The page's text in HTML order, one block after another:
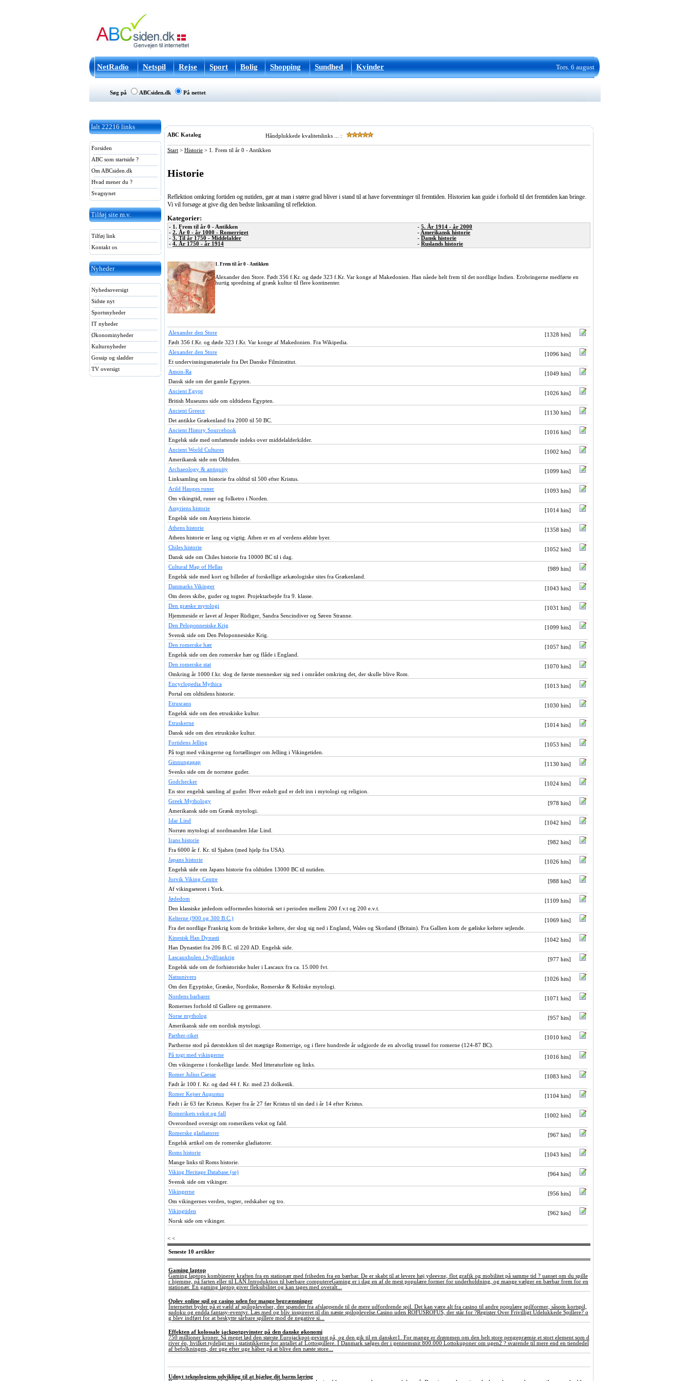
NetRadio Netspil Rejse Sport Bolig Shopping Sundhed Kvinder Tors. 6 august
Søg på ABCsiden.dk På nettet
Ialt 22216 links
Forsiden
ABC som startside ?
Om ABCsiden.dk
Hvad mener du ?
Svagsynet
Tilføj site m.v.
Tilføj link
Kontakt os
Nyheder
Nyhedsoversigt
Sidste nyt
Sportsnyheder
IT nyheder
Økonominyheder
Kulturnyheder
Gossip og sladder
TV oversigt
ABC Katalog Håndplukkede kvalitetslinks ... :
Start > Historie > 1. Frem til år 0 - Antikken
Historie
Reflektion omkring fortiden og nutiden, gør at man i større grad bliver i stand til at have forventninger til fremtiden. Historien kan guide i forhold til det fremtiden kan bringe.
Vi vil forsøge at give dig den bedste linksamling til reflektion.
Kategorier:
- 1. Frem til år 0 - Antikken
- 2. År 0 - år 1000 - Romerriget
- 3. Til år 1750 - Middelalder
- 4. År 1750 - år 1914
- 5. År 1914 - år 2000
- Amerikansk historie
- Dansk historie
- Ruslands historie
1. Frem til år 0 - Antikken
Alexander den Store. Født 356 f.Kr. og døde 323 f.Kr. Var konge af Makedonien. Han nåede helt frem til det nordlige Indien. Erobringerne medførte en
hurtig spredning af græsk kultur til flere kontinenter.
Alexander den Store
[1328 hits]
Født 356 f.Kr. og døde 323 f.Kr. Var konge af Makedonien. Fra Wikipedia.
Alexander den Store
[1096 hits]
Et undervisningsmateriale fra Det Danske Filminstitut.
Amon-Ra
[1049 hits]
Dansk side om det gamle Egypten.
Ancient Egypt
[1026 hits]
British Museums side om oldtidens Egypten.
Ancient Greece
[1130 hits]
Det antikke Grækenland fra 2000 til 50 BC.
Ancient History Sourcebook
[1016 hits]
Engelsk side med omfattende indeks over middelalderkilder.
Ancient World Cultures
[1002 hits]
Amerikansk side om Oldtiden.
Archaeology & antiquity
[1099 hits]
Linksamling om historie fra oldtid til 500 efter Kristus.
Arild Hauges runer
[1093 hits]
Om vikingtid, runer og folketro i Norden.
Assyriens historie
[1014 hits]
Engelsk side om Assyriens historie.
Athens historie
[1358 hits]
Athens historie er lang og vigtig. Athen er en af verdens ældste byer.
Chiles historie
[1052 hits]
Dansk side om Chiles historie fra 10000 BC til i dag.
Cultural Map of Hellas
[989 hits]
Engelsk side med kort og billeder af forskellige arkæologiske sites fra Grækenland.
Danmarks Vikinger
[1043 hits]
Om deres skibe, guder og togter. Projektarbejde fra 9. klasse.
Den græske mytologi
[1031 hits]
Hjemmeside er lavet af Jesper Rüdiger, Sandra Sencindiver og Søren Stranne.
Den Peloponnesiske Krig
[1099 hits]
Svensk side om Den Peloponnesiske Krig.
Den romerske hær
[1057 hits]
Engelsk side om den romerske hær og flåde i England.
Den romerske stat
[1070 hits]
Omkring år 1000 f.kr. slog de første mennesker sig ned i området omkring det, der skulle blive Rom.
Encyclopedia Mythica
[1013 hits]
Portal om oldtidens historie.
Etruscans
[1030 hits]
Engelsk side om den etruskiske kultur.
Etruskerne
[1014 hits]
Dansk side om den etruskiske kultur.
Fortidens Jelling
[1053 hits]
På togt med vikingerne og fortællinger om Jelling i Vikingetiden.
Ginnungagap
[1130 hits]
Svenks side om de norrøne guder.
Godchecker
[1024 hits]
En stor engelsk samling af guder. Hver enkelt gud er delt inn i mytologi og religion.
Greek Mythology
[978 hits]
Amerikansk side om Græsk mytologi.
Idar Lind
[1042 hits]
Norrøn mytologi af nordmanden Idar Lind.
Irans historie
[982 hits]
Fra 6000 år f. Kr. til Sjahen (med hjelp fra USA).
Japans historie
[1026 hits]
Engelsk side om Japans historie fra oldtiden 13000 BC til nutiden.
Jorvik Viking Centre
[988 hits]
Af vikingseteret i York.
Jødedom
[1109 hits]
Den klassiske jødedom udformedes historisk set i perioden mellem 200 f.v.t og 200 e.v.t.
Kelterne (900 og 300 B.C.)
[1069 hits]
Fra det nordlige Frankrig kom de britiske keltere, der slog sig ned i England, Wales og Skotland (Britain). Fra Gallien kom de gæliske keltere sejlende.
Kinesisk Han Dynasti
[1042 hits]
Han Dynastiet fra 206 B.C. til 220 AD. Engelsk side.
Lascauxhulen i Sydfrankrig
[977 hits]
Engelsk side om de forhistoriske huler i Lascaux fra ca. 15.000 fvt.
Natsunivers
[1026 hits]
Om den Egyptiske, Græske, Nordiske, Romerske & Keltiske mytologi.
Nordens barbarer
[1071 hits]
Romernes forhold til Gallere og germanere.
Norse mytholog
[957 hits]
Amerikansk side om nordisk mytologi.
Parther-riket
[1010 hits]
Partherne stod på dørstokken til det mægtige Romerrige, og i flere hundrede år udgjorde de en alvorlig trussel for romerne (124-87 BC).
På togt med vikingerne
[1016 hits]
Om vikingerne i forskellige lande. Med litteraturliste og links.
Romer Julius Caesar
[1083 hits]
Født år 100 f. Kr. og død 44 f. Kr. med 23 dolkestik.
Romer Kejser Augustus
[1104 hits]
Født i år 63 før Kristus. Kejser fra år 27 før Kristus til sin død i år 14 efter Kristus.
Romerikets vekst og fall
[1002 hits]
Overordned oversigt om romerikets vekst og fald.
Romerske gladiatorer
[967 hits]
Engelsk artikel om de romerske gladiatorer.
Roms historie
[1043 hits]
Mange links til Roms historie.
Viking Heritage Database (se)
[964 hits]
Svensk side om vikinger.
Vikingerne
[956 hits]
Om vikingernes verden, togter, redskaber og tro.
Vikingtiden
[962 hits]
Norsk side om vikinger.
< <
Seneste 10 artikler
Gaming laptop
Gaming laptops kombinerer kraften fra en stationær med friheden fra en bærbar. De er skabt til at levere høj ydeevne, flot grafik og mobilitet på samme tid ? uanset om du spille
r hjemme, på farten eller til LAN.Introduktion til bærbare computereGaming er i dag en af de mest populære former for underholdning, og mange vælger en bærbar frem for en
stationær. En gaming laptop giver fleksibilitet og kan tages med overalt...
Oplev online spil og casino uden for mange begrænsninger
Internettet byder på et væld af spiloplevelser, der spænder fra afslappende til de mere udfordrende spil. Det kan være alt fra casino til andre populære spilformer, såsom kortspil,
sudoku og endda fantasy-eventyr. Læs med og bliv inspireret til din næste spiloplevelse.Casino uden ROFUSROFUS, der står for ?Register Over Frivilligt Udelukkede Spillere? o
g blev indført for at beskytte sårbare spillere mod de negative si...
Effekten af kolossale jackpotgevinster på den danske økonomi
750 millioner kroner. Så meget lød den største Eurojackpot-gevinst på, og den gik til en dansker1. For mange er drømmen om den helt store pengepræmie et stort element som d
river én, hvilket tydeligt ses i statistikkerne for antallet af Lottospillere. I Danmark sælges der i gennemsnit 800.000 Lottokuponer om ugen2 ? svarende til mere end en tiendedel
af befolkningen, der uge efter uge håber på at blive den næste store...
Udnyt teknologiens udvikling til at hjælpe dit barns læring